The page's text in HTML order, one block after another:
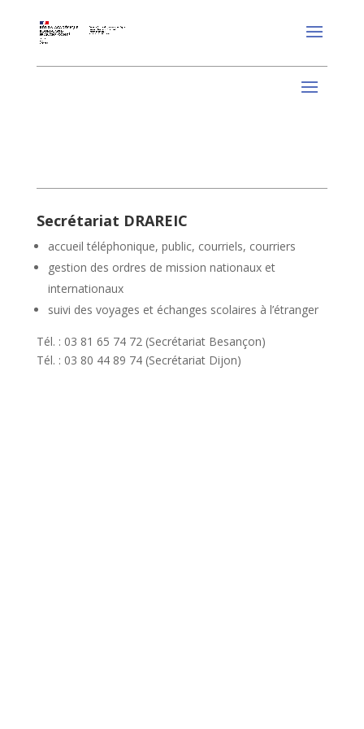
Secrétariat DRAREIC
accueil téléphonique, public, courriels, courriers
gestion des ordres de mission nationaux et
internationaux
suivi des voyages et échanges scolaires à l’étranger
Tél. : 03 81 65 74 72 (Secrétariat Besançon)
Tél. : 03 80 44 89 74 (Secrétariat Dijon)